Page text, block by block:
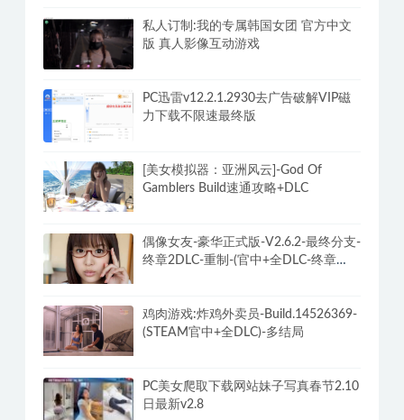
私人订制:我的专属韩国女团 官方中文
版 真人影像互动游戏
PC迅雷v12.2.1.2930去广告破解VIP磁
力下载不限速最终版
[美女模拟器：亚洲风云]-God Of
Gamblers Build速通攻略+DLC
偶像女友-豪华正式版-V2.6.2-最终分支-
终章2DLC-重制-(官中+全DLC-终章
鸡肉游戏:炸鸡外卖员-Build.14526369-
(STEAM官中+全DLC)-多结局
PC美女爬取下载网站妹子写真春节2.10
日最新v2.8